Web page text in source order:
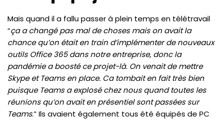
Mais quand il a fallu passer à plein temps en télétravail
“ça a changé pas mal de choses mais on avait la
chance qu’on était en train d’implémenter de nouveaux
outils Office 365 dans notre entreprise, donc la
pandémie a boosté ce projet-là. On venait de mettre
Skype et Teams en place. Ca tombait en fait très bien
puisque Teams a explosé chez nous quand toutes les
réunions qu’on avait en présentiel sont passées sur
Teams.” Ils avaient également tous été équipés de PC